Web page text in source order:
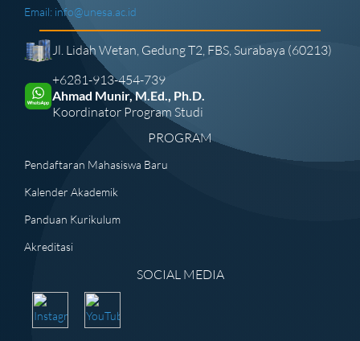
Email: info@unesa.ac.id
Jl. Lidah Wetan, Gedung T2, FBS, Surabaya (60213)
+6281-913-454-739
Ahmad Munir, M.Ed., Ph.D.
Koordinator Program Studi
PROGRAM
Pendaftaran Mahasiswa Baru
Kalender Akademik
Panduan Kurikulum
Akreditasi
SOCIAL MEDIA